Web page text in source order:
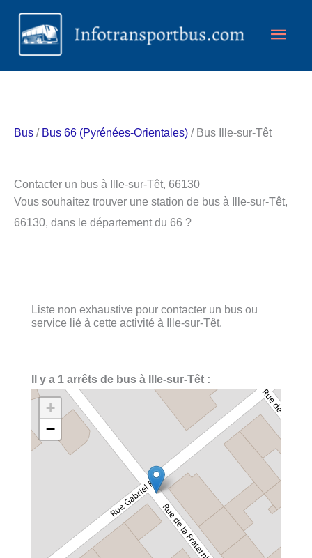
Aller
contenu
Bus / Bus 66 (Pyrénées-Orientales) / Bus Ille-sur-Têt
Contacter un bus à Ille-sur-Têt, 66130
Vous souhaitez trouver une station de bus à Ille-sur-Têt,
66130, dans le département du 66 ?
Liste non exhaustive pour contacter un bus ou
service lié à cette activité à Ille-sur-Têt.
Il y a 1 arrêts de bus à Ille-sur-Têt :
+
−